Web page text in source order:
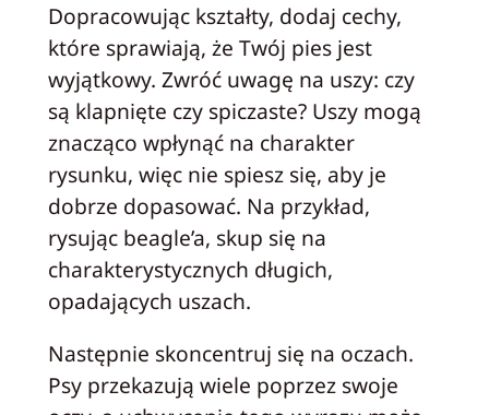
Dopracowując kształty, dodaj cechy,
które sprawiają, że Twój pies jest
wyjątkowy. Zwróć uwagę na uszy: czy
są klapnięte czy spiczaste? Uszy mogą
znacząco wpłynąć na charakter
rysunku, więc nie spiesz się, aby je
dobrze dopasować. Na przykład,
rysując beagle’a, skup się na
charakterystycznych długich,
opadających uszach.
Następnie skoncentruj się na oczach.
Psy przekazują wiele poprzez swoje